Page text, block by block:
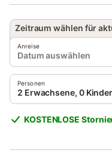
Zeitraum wählen für
Anreise
Datum auswählen
Personen
2 Erwachsene, 0 Kinder
KOSTENLOSE